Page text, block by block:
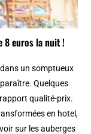
8 euros la nuit !
un somptueux
Quelques
qualité-prix.
en hotel,
sur les auberges